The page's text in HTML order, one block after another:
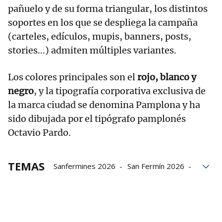
pañuelo y de su forma triangular, los distintos
soportes en los que se despliega la campaña
(carteles, edículos, mupis, banners, posts,
stories...) admiten múltiples variantes.
Los colores principales son elrojo, blanco y
negro, y la tipografía corporativa exclusiva de
la marca ciudad se denomina Pamplona y ha
sido dibujada por el tipógrafo pamplonés
Octavio Pardo.
TEMAS Sanfermines 2026
San Fermín 2026